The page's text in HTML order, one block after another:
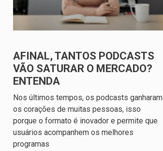
AFINAL, TANTOS PODCASTS
VÃO SATURAR O MERCADO?
ENTENDA
Nos últimos tempos, os podcasts ganharam
os corações de muitas pessoas, isso
porque o formato é inovador e permite que
usuários acompanhem os melhores
programas